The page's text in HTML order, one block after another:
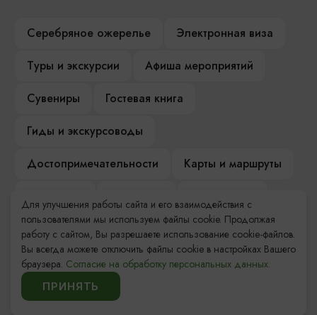
Серебряное ожерелье
Электронная виза
Туры и экскурсии
Афиша мероприятий
Сувениры
Гостевая книга
Гиды и экскурсоводы
Достопримечательности
Карты и маршруты
Компас Балтийской кухни
Настоящий Калининградец
Музеи
Для улучшения работы сайта и его взаимодействия с
пользователями мы используем файлы cookie. Продолжая
работу с сайтом, Вы разрешаете использование cookie-файлов.
Вы всегда можете отключить файлы cookie в настройках Вашего
браузера. Согласие на обработку персональных данных.
ПРИНЯТЬ